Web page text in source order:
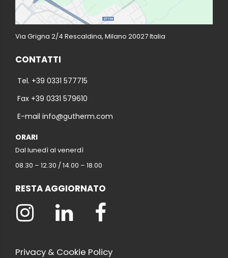
Via Grigna 2/4 Rescaldina, Milano 20027 Italia
CONTATTI
Tel. +39 0331 577715
Fax +39 0331 579610
E-mail info@gutherm.com
ORARI
Dal lunedì al venerdì
08.30 – 12.30 / 14.00 – 18.00
RESTA AGGIORNATO
Privacy & Cookie Policy